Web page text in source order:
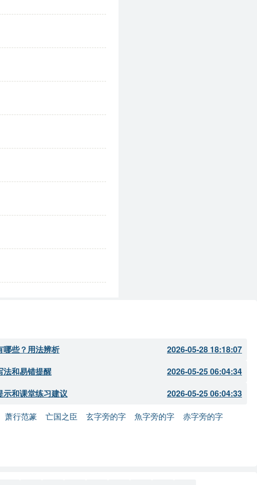
哪些？用法辨析
2026-05-28 18:18:07
法和易错提醒
2026-05-25 06:04:34
和课堂练习建议
2026-05-25 06:04:33
萧行范篆 亡国之臣 玄字旁的字 魚字旁的字
赤字旁的字